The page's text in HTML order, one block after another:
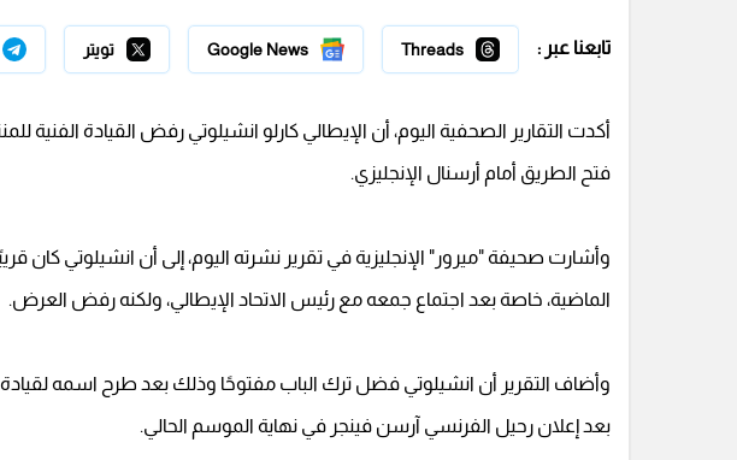
تابعنا عبر : Threads
Google News تويتر
أكدت التقارير الصحفية اليوم، أن الإيطالي كارلو انشيلوتي رفض القيادة الفنية
فتح الطريق أمام أرسنال الإنجليزي.
وأشارت صحيفة "ميرور" الإنجليزية في تقرير نشرته اليوم، إلى أن انشيلوتي كان
الماضية، خاصة بعد اجتماع جمعه مع رئيس الاتحاد الإيطالي، ولكنه رفض العرض.
وأضاف التقرير أن انشيلوتي فضل ترك الباب مفتوحًا وذلك بعد طرح اسمه لقيادة
بعد إعلان رحيل الفرنسي آرسن فينجر في نهاية الموسم الحالي.